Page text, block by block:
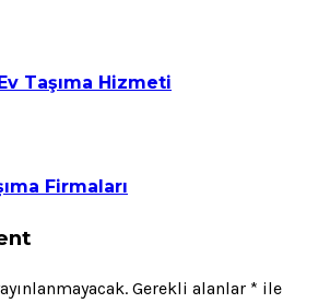
Taşıma Hizmeti
Firmaları
Gerekli alanlar * ile